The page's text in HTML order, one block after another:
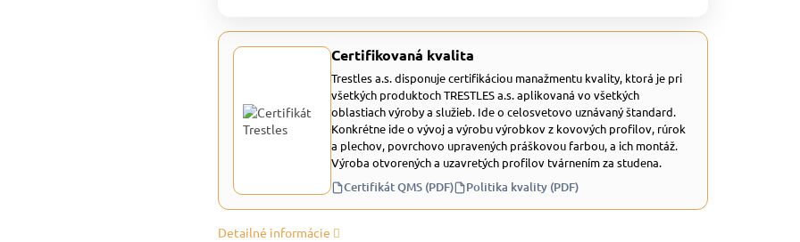
Certifikovaná kvalita
Trestles a.s. disponuje certifikáciou manažmentu kvality, ktorá je pri
všetkých produktoch TRESTLES a.s. aplikovaná vo všetkých
oblastiach výroby a služieb. Ide o celosvetovo uznávaný štandard.
Konkrétne ide o vývoj a výrobu výrobkov z kovových profilov, rúrok
a plechov, povrchovo upravených práškovou farbou, a ich montáž.
Výroba otvorených a uzavretých profilov tvárnením za studena.
Certifikát QMS (PDF) Politika kvality (PDF)
Detailné informácie